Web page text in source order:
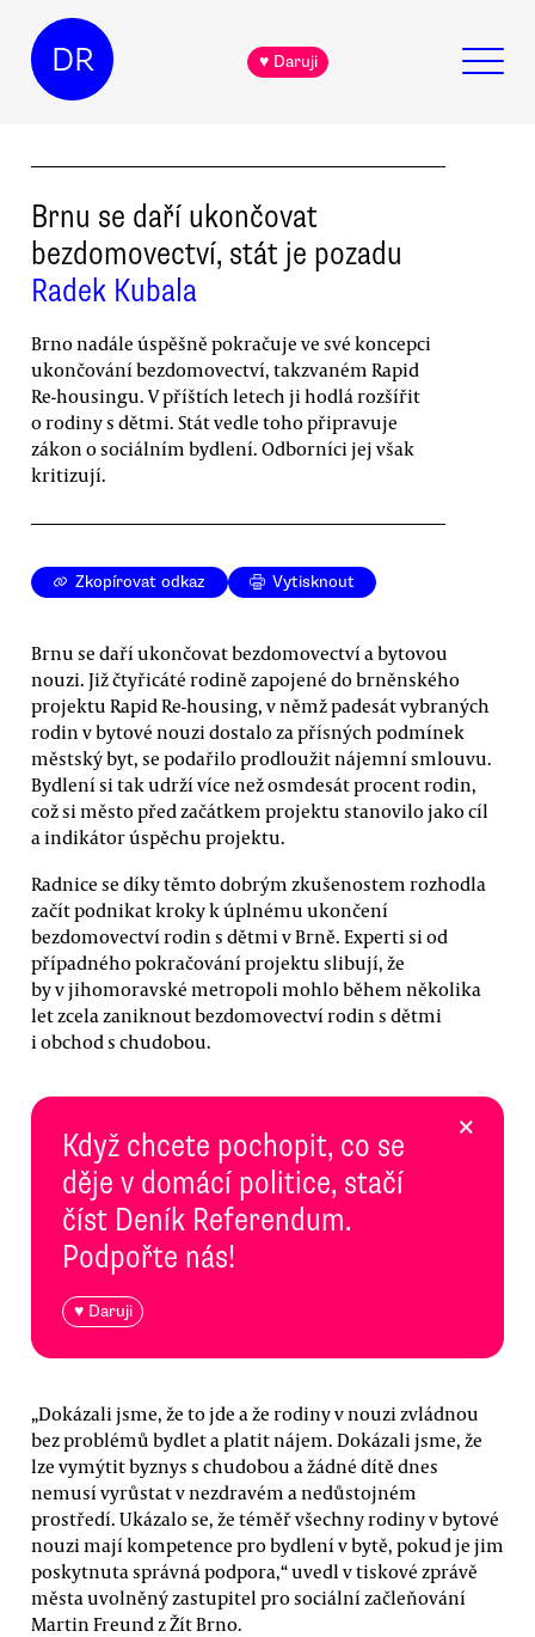
DR ♥ Daruji
Brnu se daří ukončovat
bezdomovectví, stát je pozadu
Radek Kubala
Brno nadále úspěšně pokračuje ve své koncepci
ukončování bezdomovectví, takzvaném Rapid
Re-housingu. V příštích letech ji hodlá rozšířit
o rodiny s dětmi. Stát vedle toho připravuje
zákon o sociálním bydlení. Odborníci jej však
kritizují.
Zkopírovat odkaz Vytisknout
Brnu se daří ukončovat bezdomovectví a bytovou
nouzi. Již čtyřicáté rodině zapojené do brněnského
projektu Rapid Re-housing, v němž padesát vybraných
rodin v bytové nouzi dostalo za přísných podmínek
městský byt, se podařilo prodloužit nájemní smlouvu.
Bydlení si tak udrží více než osmdesát procent rodin,
což si město před začátkem projektu stanovilo jako cíl
a indikátor úspěchu projektu.
Radnice se díky těmto dobrým zkušenostem rozhodla
začít podnikat kroky k úplnému ukončení
bezdomovectví rodin s dětmi v Brně. Experti si od
případného pokračování projektu slibují, že
by v jihomoravské metropoli mohlo během několika
let zcela zaniknout bezdomovectví rodin s dětmi
i obchod s chudobou.
Když chcete pochopit, co se
děje v domácí politice, stačí
číst Deník Referendum.
Podpořte nás!
♥ Daruji
×
„Dokázali jsme, že to jde a že rodiny v nouzi zvládnou
bez problémů bydlet a platit nájem. Dokázali jsme, že
lze vymýtit byznys s chudobou a žádné dítě dnes
nemusí vyrůstat v nezdravém a nedůstojném
prostředí. Ukázalo se, že téměř všechny rodiny v bytové
nouzi mají kompetence pro bydlení v bytě, pokud je jim
poskytnuta správná podpora,“ uvedl v tiskové zprávě
města uvolněný zastupitel pro sociální začleňování
Martin Freund z Žít Brno.